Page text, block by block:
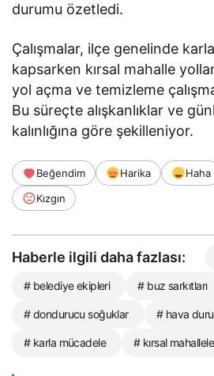
durumu özetledi.
Çalışmalar, ilçe genelinde
kapsarken kırsal mahalle
yol açma ve temizleme
Bu süreçte alışkanlıklar ve
kalınlığına göre şekilleniyor.
Beğendim Harika Haha
Kızgın
Haberle ilgili daha fazlası:
# belediye ekipleri # buz sarkıtları
# dondurucu soğuklar # hava
# karla mücadele # kırsal